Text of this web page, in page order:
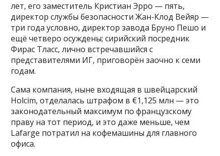
лет, его заместитель Кристиан Эрро — пять,
директор службы безопасности Жан-Клод Вейяр —
три года условно, директор завода Бруно Пешо и
ещё четверо осуждены; сирийский посредник
Фирас Тласс, лично встречавшийся с
представителями ИГ, приговорён заочно к семи
годам.
Сама компания, ныне входящая в швейцарский
Holcim, отделалась штрафом в €1,125 млн — это
законодательный максимум по французскому
праву на тот период, и это даже меньше, чем
Lafarge потратил на кофемашины для главного
офиса.